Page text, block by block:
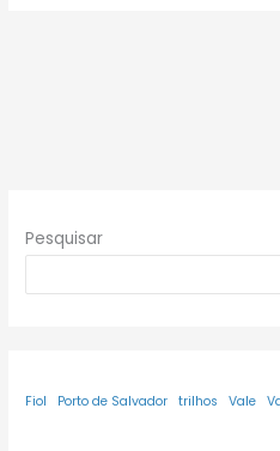
Pesquisar
Fiol Porto de Salvador trilhos Vale